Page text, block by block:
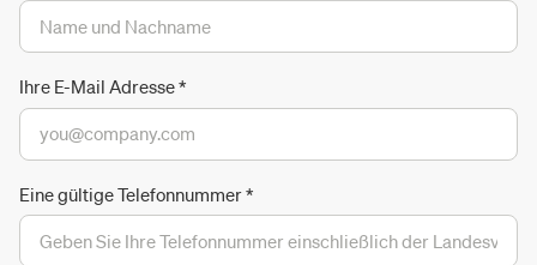
Ihre E-Mail Adresse*
Eine gültige Telefonnummer*